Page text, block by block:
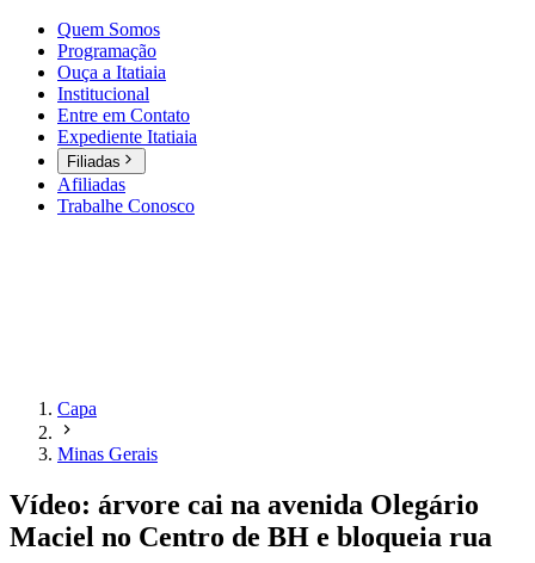
Quem Somos
Programação
Ouça a Itatiaia
Institucional
Entre em Contato
Expediente Itatiaia
Filiadas
Afiliadas
Trabalhe Conosco
Capa
Minas Gerais
Vídeo: árvore cai na avenida Olegário
Maciel no Centro de BH e bloqueia rua